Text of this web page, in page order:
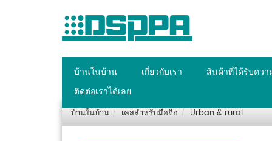
บ้านในบ้าน เกี่ยวกับเรา
สินค้าที่ได้รับคว
ติดต่อเราได้เลย
บ้านในบ้าน เคสสำหรับมือถือ Urban & rural